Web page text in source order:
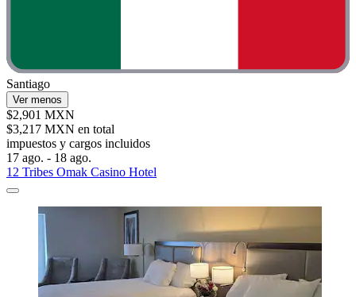
Santiago
Ver menos
$2,901 MXN
$3,217 MXN en total
impuestos y cargos incluidos
17 ago. - 18 ago.
12 Tribes Omak Casino Hotel